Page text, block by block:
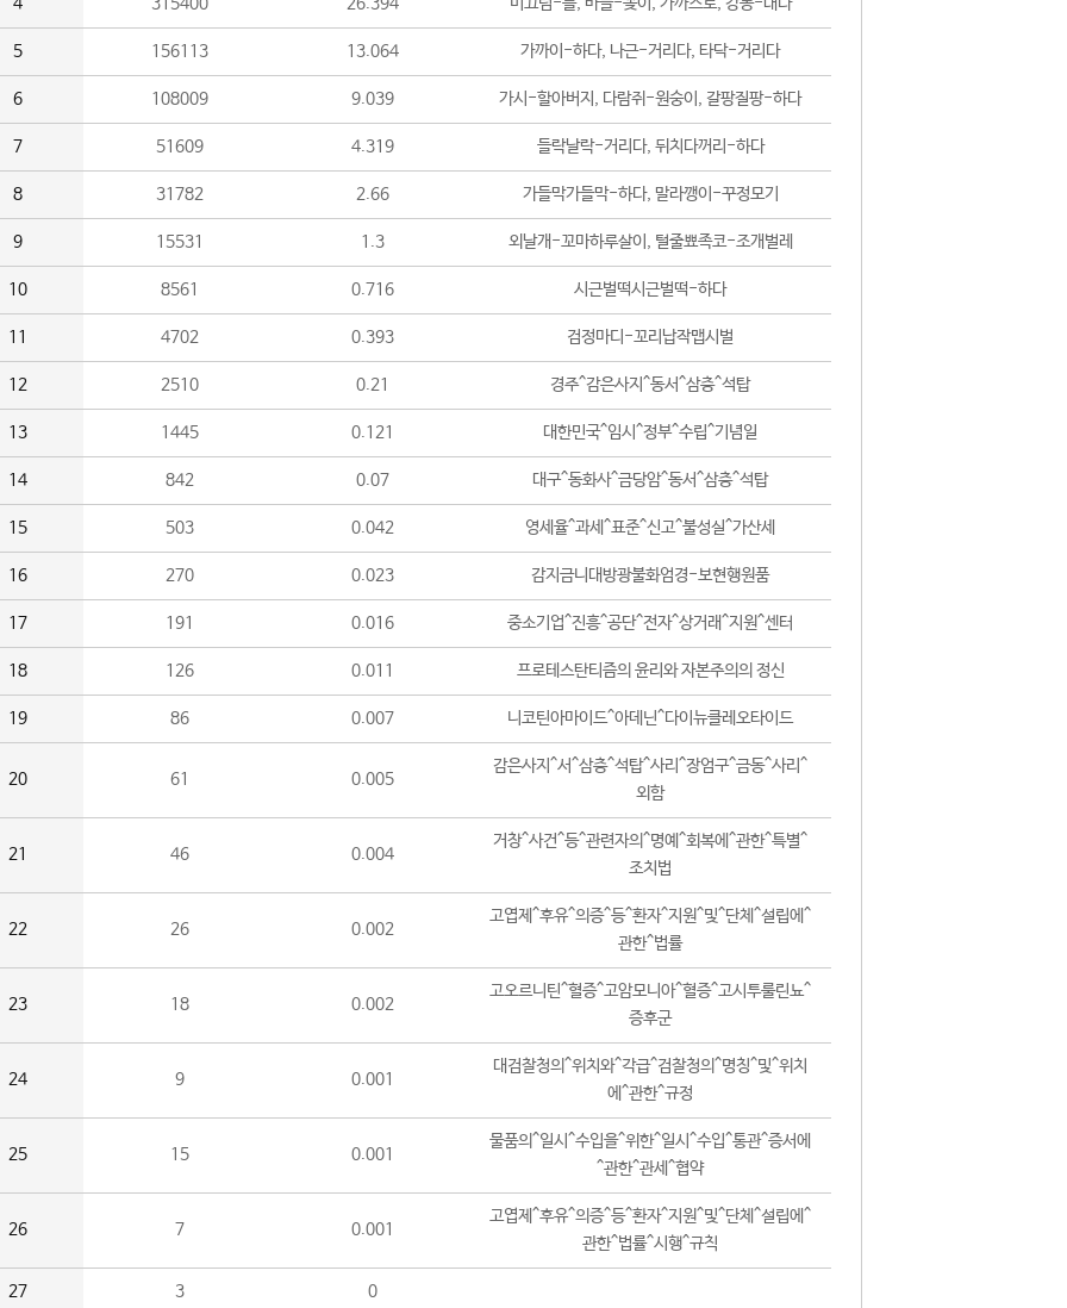
5 156113 13.064 가까이-하다, 나근-거리다, 타닥-거리다
6 108009 9.039 가시-할아버지, 다람쥐-원숭이, 갈팡질팡-하다
7 51609 4.319 들락날락-거리다, 뒤치다꺼리-하다
8 31782 2.66 가들막가들막-하다, 말라깽이-꾸정모기
9 15531 1.3 외날개-꼬마하루살이, 털줄뾰족코-조개벌레
10 8561 0.716 시근벌떡시근벌떡-하다
11 4702 0.393 검정마디-꼬리납작맵시벌
12 2510 0.21 경주^감은사지^동서^삼층^석탑
13 1445 0.121 대한민국^임시^정부^수립^기념일
14 842 0.07 대구^동화사^금당암^동서^삼층^석탑
15 503 0.042 영세율^과세^표준^신고^불성실^가산세
16 270 0.023 감지금니대방광불화엄경-보현행원품
17 191 0.016 중소기업^진흥^공단^전자^상거래^지원^센터
18 126 0.011 프로테스탄티즘의 윤리와 자본주의의 정신
19 86 0.007 니코틴아마이드^아데닌^다이뉴클레오타이드
20 61 0.005
감은사지^서^삼층^석탑^사리^장엄구^금동^사리^
외함
21 46 0.004
거창^사건^등^관련자의^명예^회복에^관한^특별^
조치법
22 26 0.002
고엽제^후유^의증^등^환자^지원^및^단체^설립에^
관한^법률
23 18 0.002
고오르니틴^혈증^고암모니아^혈증^고시투룰린뇨^
증후군
24 9 0.001
대검찰청의^위치와^각급^검찰청의^명칭^및^위치
에^관한^규정
25 15 0.001
물품의^일시^수입을^위한^일시^수입^통관^증서에
^관한^관세^협약
26 7 0.001
고엽제^후유^의증^등^환자^지원^및^단체^설립에^
관한^법률^시행^규칙
27 3 0